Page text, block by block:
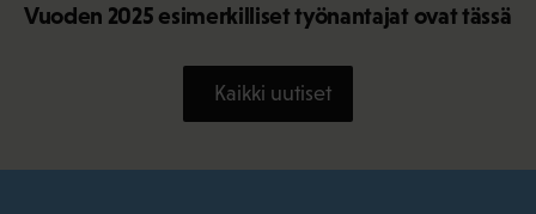
Vuoden 2025 esimerkilliset työnantajat ovat tässä
Kaikki uutiset